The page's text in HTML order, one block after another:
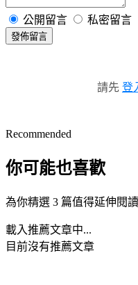
公開留言 私密留言
發佈留言
請先 登
Recommended
你可能也喜歡
為你精選 3 篇值得延伸閱
載入推薦文章中...
目前沒有推薦文章